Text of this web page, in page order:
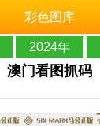
彩色图库
2024年
澳门看图抓码